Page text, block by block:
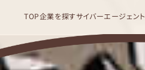
TOP企業を探すサイバーエージェント